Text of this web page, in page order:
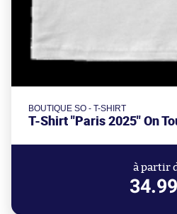
BOUTIQUE SO - T-SHIRT
T-Shirt "Paris 2025" On
à partir